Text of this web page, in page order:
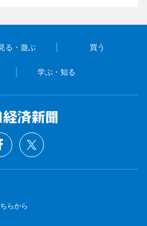
る・遊ぶ 買う
学ぶ・知る
らから